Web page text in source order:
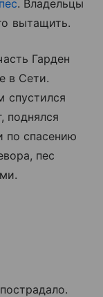
пес. Владельцы
вытащить.
Гарден
в Сети.
спустился
поднялся
по спасению
пес